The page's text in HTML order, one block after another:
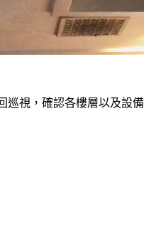
視，確認各樓層以及設